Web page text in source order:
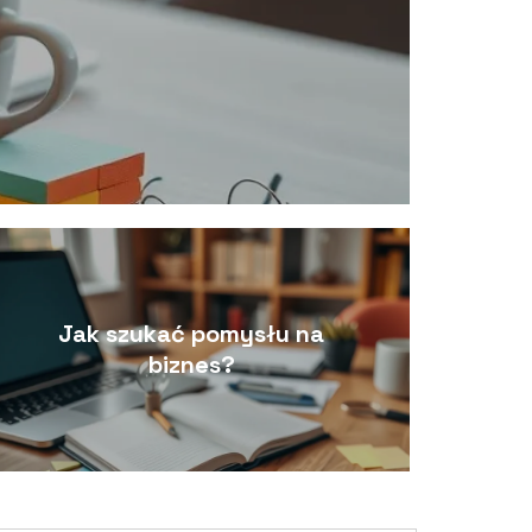
Jak szukać pomysłu na
biznes?